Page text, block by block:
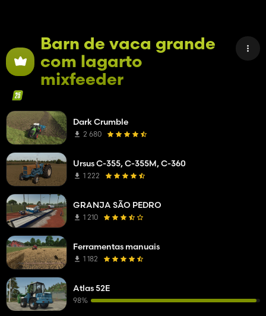
Barn de vaca grande
com lagarto
mixfeeder
Dark Crumble
2 680
Ursus C-355, C-355M, C-360
1 222
GRANJA SÃO PEDRO
1 210
Ferramentas manuais
1 182
Atlas 52E
98%